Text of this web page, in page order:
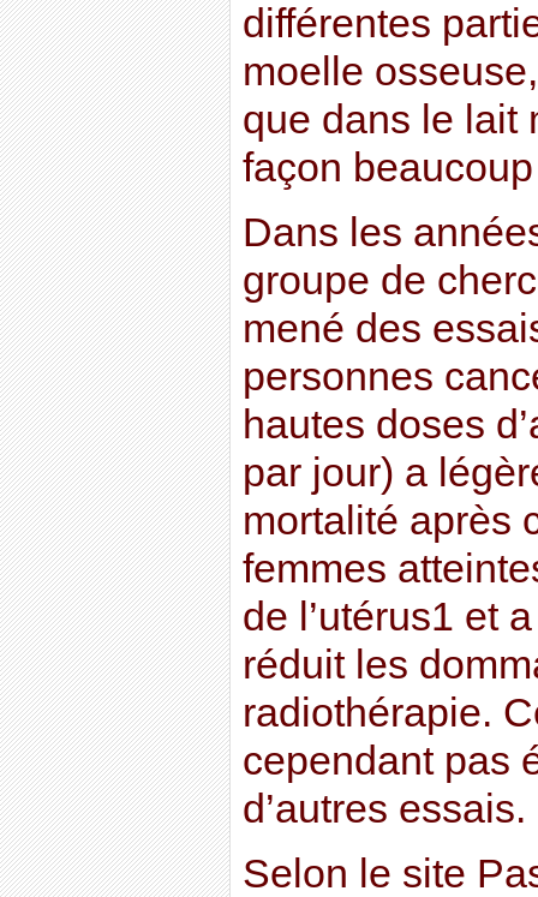
différentes
moelle
que dans le lait
façon
Dans les
groupe de
mené des
personnes
hautes doses
par jour) a
mortalité après
femmes
de l’utérus1 et
réduit les
radiothérapie.
cependant pas
d’autres essais.
Selon le site